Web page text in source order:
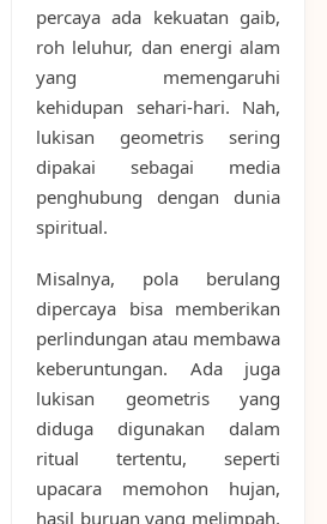
percaya ada kekuatan gaib,
roh leluhur, dan energi alam
yang memengaruhi
kehidupan sehari-hari. Nah,
lukisan geometris sering
dipakai sebagai media
penghubung dengan dunia
spiritual.
Misalnya, pola berulang
dipercaya bisa memberikan
perlindungan atau membawa
keberuntungan. Ada juga
lukisan geometris yang
diduga digunakan dalam
ritual tertentu, seperti
upacara memohon hujan,
hasil buruan yang melimpah,